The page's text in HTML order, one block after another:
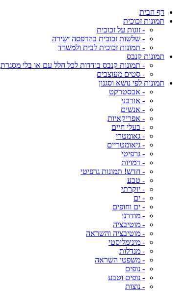
דף הבית
תמונות זכוכית
- זוגות על זכוכית
- שלשות זכוכית בהדפסה ישירה
- תמונות זכוכית לבית ולמשרד
תמונות קנבס
- תמונות קנבס בודדות לכל חלל עם או בלי מסגרת
- סטים מעוצבים
תמונות לפי נושא וסגנון
- אבסטרקט
- אורבני
- אנשים
- אפריקאיות
- בעלי חיים
- גאומטרי
- גיאומטריים
- גרפיטי
- דמויות
- חדש! תמונות גרפיטי
- טבע
- יוקרתי
- ים
- ים וחופים
- מודרני
- מוטיבציה
- מוטיבציה והשראה
- מינימליסטי
- מנדלות
- משפטי השראה
- נופים
- נופים וטבע
- נוצות